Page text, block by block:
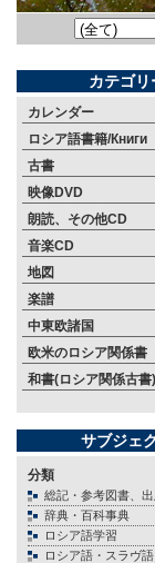
カテゴリ
カレンダー
ロシア語書籍/Книги
古書
映像DVD
朗読、その他CD
音楽CD
地図
楽譜
中東欧諸国
欧米のロシア関係書
和書(ロシア関係古書)
サブジェ
分類
総記・参考図書、
辞典・百科事典
ロシア語学習
ロシア語・スラヴ語